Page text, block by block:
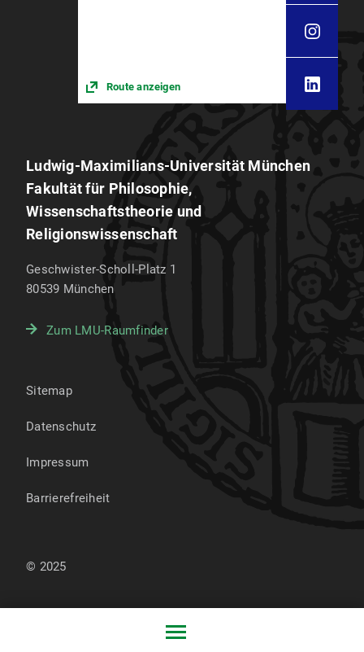
Route anzeigen
Ludwig-Maximilians-Universität München
Fakultät für Philosophie,
Wissenschaftstheorie und
Religionswissenschaft
Geschwister-Scholl-Platz 1
80539 München
Zum LMU-Raumfinder
Sitemap
Datenschutz
Impressum
Barrierefreiheit
© 2025